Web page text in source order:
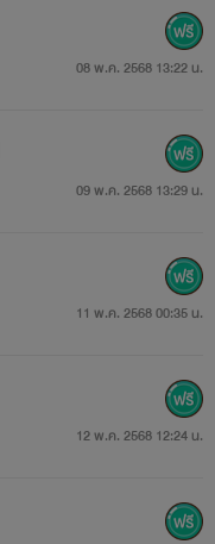
08 พ.ค. 2568 13:22 น.
09 พ.ค. 2568 13:29 น.
11 พ.ค. 2568 00:35 น.
12 พ.ค. 2568 12:24 น.